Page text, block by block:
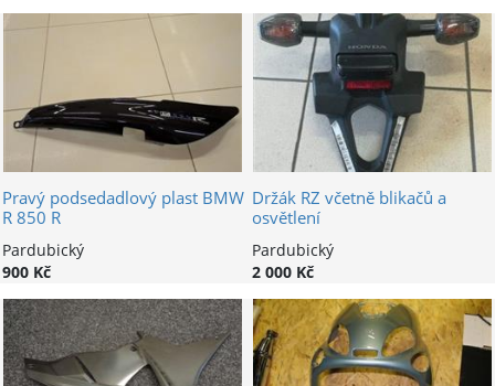
Pravý podsedadlový plast BMW
R 850 R
Pardubický
900 Kč
Držák RZ včetně blikačů a
osvětlení
Pardubický
2 000 Kč